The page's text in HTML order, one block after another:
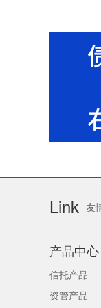
Link 友
产品中心
信托产品
资管产品